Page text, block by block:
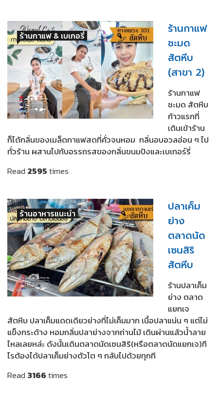
ร้านกาแฟ & เบเกอรี่
ร้านกาแฟ
ชะมด
สัตหีบ
(สาขา 2)
ร้านกาแฟ
ชะมด สัตหีบ
ก้าวแรกที่
เดินเข้าร้าน
ก็ได้กลิ่นของเมล็ดกาแฟสดที่คั่วจนหอม กลิ่นอบอวลอ่อน ๆ ไป
ทั่วร้าน ผสานไปกับอรรถรสของกลิ่นขนมปังและเบเกอร์รี่
Read 2595times
ร้านอาหารแนะนำ
ปลาเค็ม
ย่าง
ตลาดนัด
เซนสิริ
สัตหีบ
ร้านปลาเค็ม
ย่าง ตลาด
แยกเจ
สัตหีบ ปลาเค็มแดดเดียวย่างที่ไม่เค็มมาก เนื้อปลาแน่น ๆ แต่ไม่
แข็งกระด้าง หอมกลิ่นปลาย่างจากถ่านไม้ เดินผ่านแล้วน้ำลาย
ไหลเลยหล่ะ ดังนั้นเดินตลาดนัดเซนสิริ(หรือตลาดนัดแยกเจ)ที
ไรต้องได้ปลาเค็มย่างตัวโต ๆ กลับไปด้วยทุกที
Read 3166times